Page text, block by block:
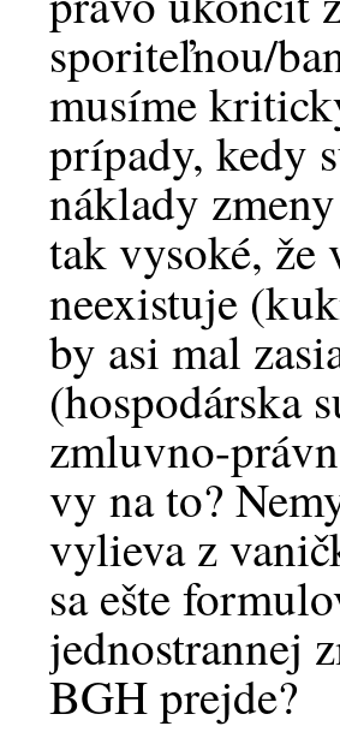
sporiteľnou/
musíme
prípady, kedy
náklady
tak vysoké,
neexistuje
by asi mal
(hospodárska
zmluvno-
vy na to?
vylieva z
sa ešte
jednostrannej
BGH prejde?